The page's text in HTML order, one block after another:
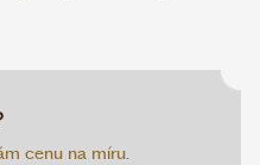
cenu na míru.